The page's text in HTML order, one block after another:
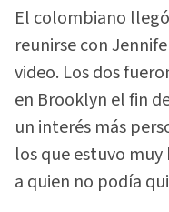
El colombiano
reunirse con
video. Los dos
en Brooklyn el fin
un interés más
los que estuvo
a quien no podía